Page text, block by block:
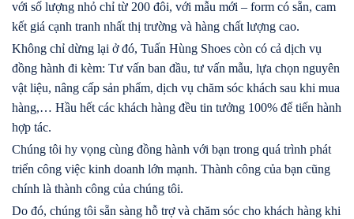
với số lượng nhỏ chỉ từ 200 đôi, với mẫu mới – form có sẵn, cam
kết giá cạnh tranh nhất thị trường và hàng chất lượng cao.
Không chỉ dừng lại ở đó, Tuấn Hùng Shoes còn có cả dịch vụ
đồng hành đi kèm: Tư vấn ban đầu, tư vấn mẫu, lựa chọn nguyên
vật liệu, nâng cấp sản phẩm, dịch vụ chăm sóc khách sau khi mua
hàng,… Hầu hết các khách hàng đều tin tưởng 100% để tiến hành
hợp tác.
Chúng tôi hy vọng cùng đồng hành với bạn trong quá trình phát
triển công việc kinh doanh lớn mạnh. Thành công của bạn cũng
chính là thành công của chúng tôi.
Do đó, chúng tôi sẵn sàng hỗ trợ và chăm sóc cho khách hàng khi